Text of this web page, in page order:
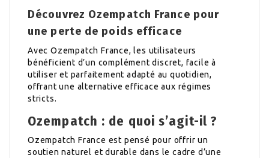
Découvrez Ozempatch France pour
une perte de poids efficace
Avec Ozempatch France, les utilisateurs
bénéficient d’un complément discret, facile à
utiliser et parfaitement adapté au quotidien,
offrant une alternative efficace aux régimes
stricts.
Ozempatch : de quoi s’agit-il ?
Ozempatch France est pensé pour offrir un
soutien naturel et durable dans le cadre d’une